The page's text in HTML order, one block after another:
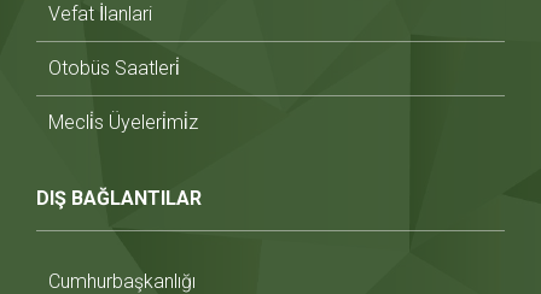
Vefat İlanlari
Otobüs Saatleri̇
Mecli̇s Üyeleri̇mi̇z
DIŞ BAĞLANTILAR
Cumhurbaşkanlığı